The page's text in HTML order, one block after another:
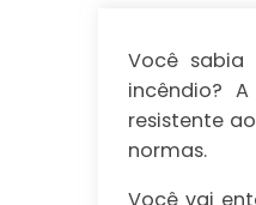
Você
incêndio? A
resistente
normas.